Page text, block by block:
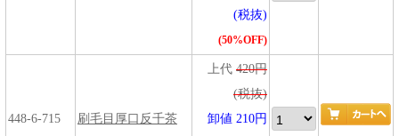
(税抜)
(50%OFF)
448-6-715 刷毛目厚口反千茶
上代 420円
(税抜)
卸値 210円